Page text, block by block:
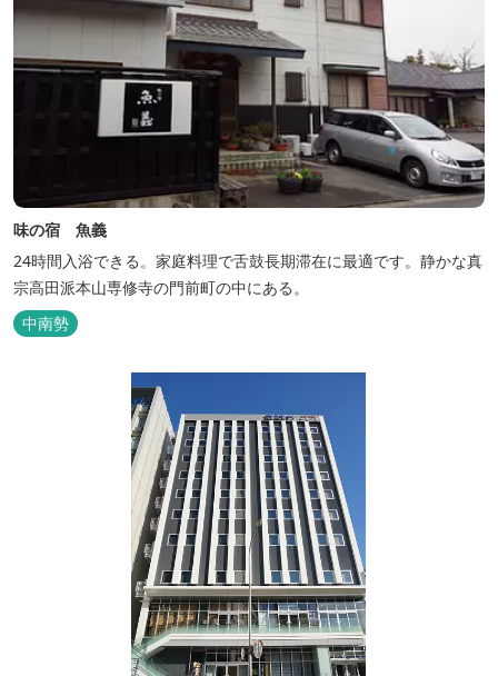
味の宿 魚義
24時間入浴できる。家庭料理で舌鼓長期滞在に最適です。静かな真
宗高田派本山専修寺の門前町の中にある。
中南勢